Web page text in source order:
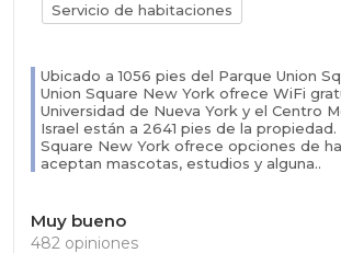
Servicio de habitaciones
Ubicado a 1056 pies del Parque Union
Union Square New York ofrece WiFi
Universidad de Nueva York y el Centro
Israel están a 2641 pies de la propiedad.
Square New York ofrece opciones de
aceptan mascotas, estudios y alguna..
Muy bueno
482 opiniones